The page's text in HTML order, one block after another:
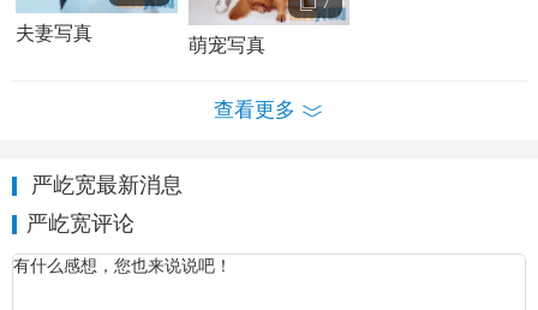
严屹宽情感经历
证结婚；12月，严屹宽和杜若溪携手出版了婚前纪念书《为
厘岛举行婚礼。
夫妻写真
萌宠写真
查看更多
严屹宽最新消息
严屹宽评论